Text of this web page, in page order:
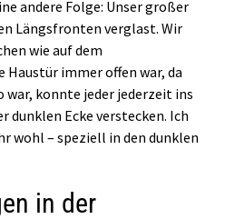
andere Folge: Unser großer
Längsfronten verglast. Wir
wie auf dem
Haustür immer offen war, da
war, konnte jeder jederzeit ins
dunklen Ecke verstecken. Ich
wohl – speziell in den dunklen
in der